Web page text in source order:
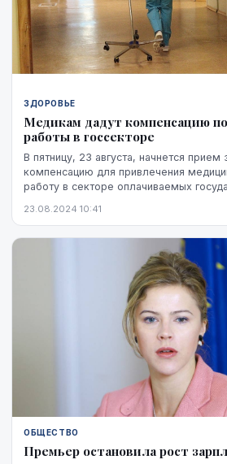
ЗДОРОВЬЕ
Медикам дадут компенсацию
работы в госсекторе
В пятницу, 23 августа, начнется прием
компенсацию для привлечения
работу в секторе оплачиваемых
23.08.2024 10:41
ОБЩЕСТВО
Премьер остановила рост